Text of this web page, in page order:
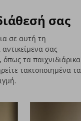
σας
σε αυτή τη
σας
τα παιχνιδιάρικα
τακτοποιημένα τα